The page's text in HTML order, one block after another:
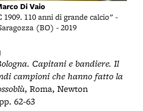
Di Vaio
110 anni di grande calcio" -
(BO) - 2019
Capitani e bandiere. Il
campioni che hanno fatto la
, Roma, Newton
62-63